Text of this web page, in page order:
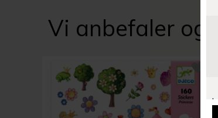
Vi anbefaler også